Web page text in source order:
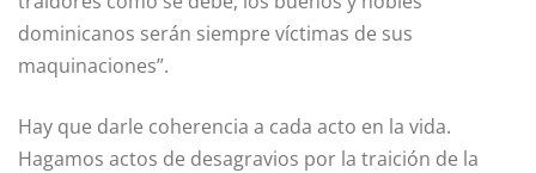
dominicanos serán siempre víctimas de sus
maquinaciones”.
Hay que darle coherencia a cada acto en la vida.
Hagamos actos de desagravios por la traición de la